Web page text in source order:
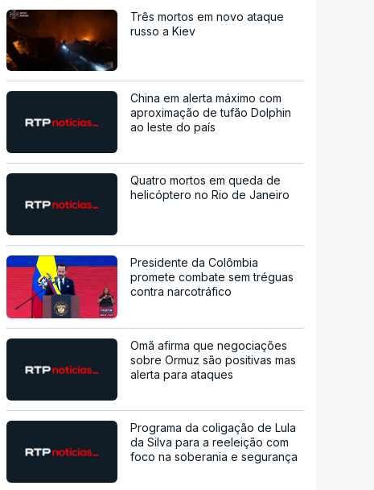
Três mortos em novo ataque
russo a Kiev
China em alerta máximo com
aproximação de tufão Dolphin
ao leste do país
Quatro mortos em queda de
helicóptero no Rio de Janeiro
Presidente da Colômbia
promete combate sem tréguas
contra narcotráfico
Omã afirma que negociações
sobre Ormuz são positivas mas
alerta para ataques
Programa da coligação de Lula
da Silva para a reeleição com
foco na soberania e segurança